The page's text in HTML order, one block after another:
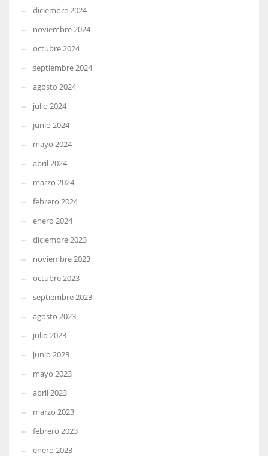
diciembre 2024
noviembre 2024
octubre 2024
septiembre 2024
agosto 2024
julio 2024
junio 2024
mayo 2024
abril 2024
marzo 2024
febrero 2024
enero 2024
diciembre 2023
noviembre 2023
octubre 2023
septiembre 2023
agosto 2023
julio 2023
junio 2023
mayo 2023
abril 2023
marzo 2023
febrero 2023
enero 2023